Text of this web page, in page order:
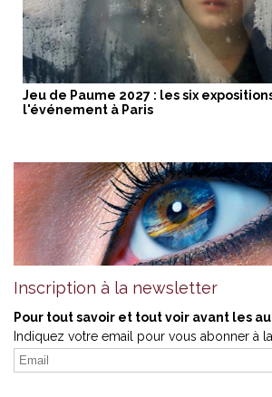
Jeu de Paume 2027 : les six
l'événement à Paris
Inscription à la newsletter
Pour tout savoir et tout voir avant les
Indiquez votre email pour vous abonner à